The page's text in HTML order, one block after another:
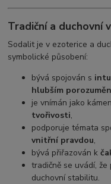
Tradiční a duchovní
Sodalit je v ezoterice a
symbolické působení:
bývá spojován s
hlubším
je vnímán jako kámen
tvořivosti,
podporuje témata
vnitřní pravdou,
bývá přiřazován k
tradičně se uvádí,
duchovní stabilitu.